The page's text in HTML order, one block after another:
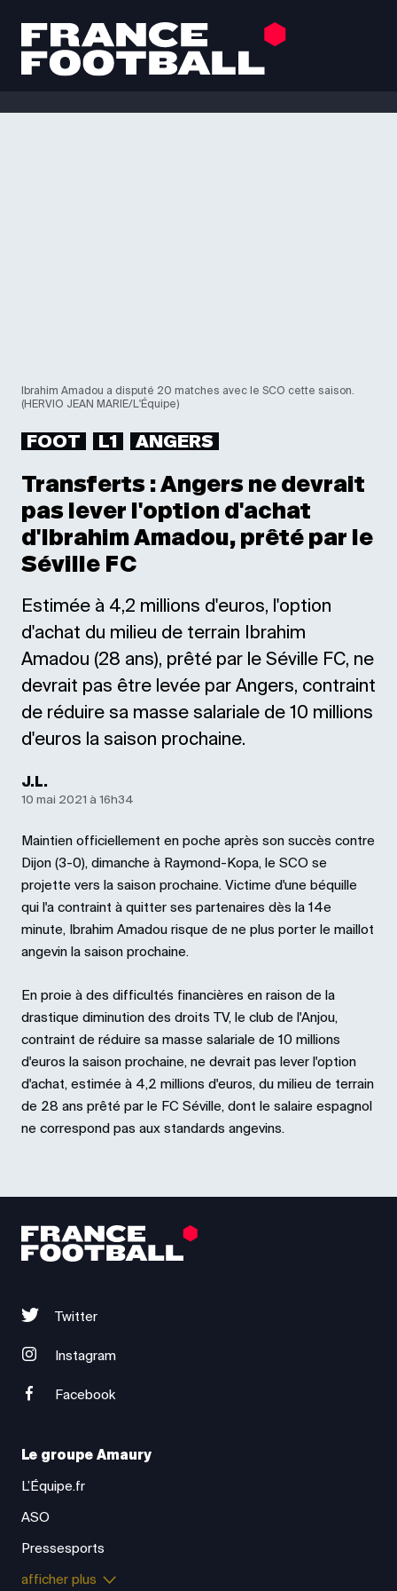
Ibrahim Amadou a disputé 20 matches avec le SCO cette saison.
(HERVIO JEAN MARIE/L'Équipe)
FOOT L1 ANGERS
Transferts : Angers ne devrait
pas lever l'option d'achat
d'Ibrahim Amadou, prêté par le
Séville FC
Estimée à 4,2 millions d'euros, l'option
d'achat du milieu de terrain Ibrahim
Amadou (28 ans), prêté par le Séville FC, ne
devrait pas être levée par Angers, contraint
de réduire sa masse salariale de 10 millions
d'euros la saison prochaine.
J.L.
10 mai 2021 à 16h34
Maintien officiellement en poche après son succès contre
Dijon (3-0), dimanche à Raymond-Kopa, le SCO se
projette vers la saison prochaine. Victime d'une béquille
qui l'a contraint à quitter ses partenaires dès la 14e
minute, Ibrahim Amadou risque de ne plus porter le maillot
angevin la saison prochaine.
En proie à des difficultés financières en raison de la
drastique diminution des droits TV, le club de l'Anjou,
contraint de réduire sa masse salariale de 10 millions
d'euros la saison prochaine, ne devrait pas lever l'option
d'achat, estimée à 4,2 millions d'euros, du milieu de terrain
de 28 ans prêté par le FC Séville, dont le salaire espagnol
ne correspond pas aux standards angevins.
Twitter
Instagram
Facebook
Le groupe Amaury
L’Équipe.fr
ASO
Pressesports
afficher plus